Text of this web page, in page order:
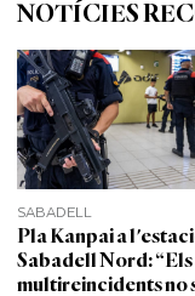
NOTÍCIES
SABADELL
Pla Kanpai a
Sabadell Nord: “Els
multireincidents no